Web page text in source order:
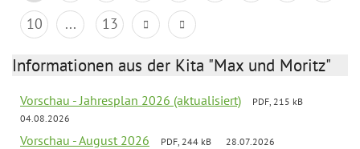
10
... 13
Informationen aus der Kita "Max und Moritz"
Vorschau - Jahresplan 2026 (aktualisiert)
PDF, 215 kB
04.08.2026
Vorschau - August 2026 PDF, 244 kB 28.07.2026